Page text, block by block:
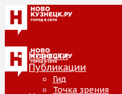
Новости
Публикации
Гид
Точка зрения